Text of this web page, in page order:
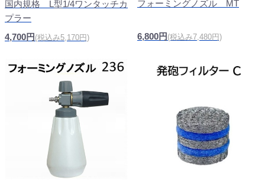
国内規格 L型1/4ワンタッチカ
プラー
4,700円 (税込み5,170円)
フォーミングノズル MT
6,800円 (税込み7,480円)